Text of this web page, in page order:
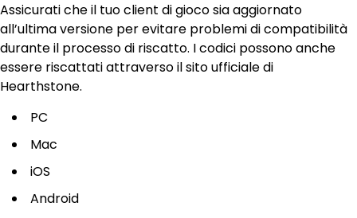
Assicurati che il tuo client di gioco sia aggiornato
all’ultima versione per evitare problemi di compatibilità
durante il processo di riscatto. I codici possono anche
essere riscattati attraverso il sito ufficiale di
Hearthstone.
PC
Mac
iOS
Android